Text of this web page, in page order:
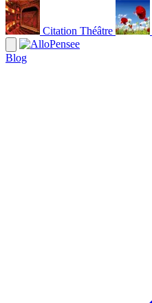
Citation Théâtre
Blog